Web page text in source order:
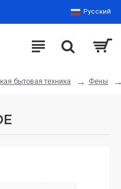
Русский
бытовая техника Фены